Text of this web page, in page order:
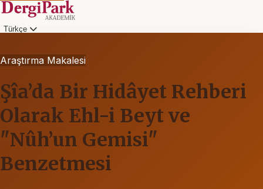
Türkçe
Araştırma Makalesi
Şîa’da Bir Hidâyet Rehberi
Olarak Ehl-i Beyt ve
"Nûh’un Gemisi"
Benzetmesi